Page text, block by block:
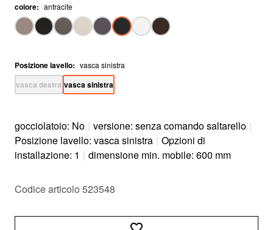
colore: antracite
Posizione lavello: vasca sinistra
vasca destra vasca sinistra
gocciolatoio: No | versione: senza comando saltarello |
Posizione lavello: vasca sinistra | Opzioni di
installazione: 1 | dimensione min. mobile: 600 mm
Codice articolo 523548